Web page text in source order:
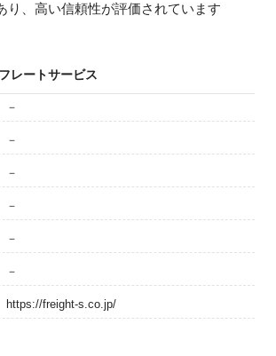
り、高い信頼性が評価されています
レートサービス
－
－
－
－
－
－
https://freight-s.co.jp/